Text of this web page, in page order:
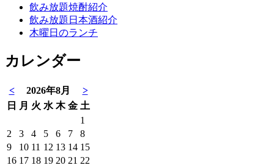
飲み放題焼酎紹介
飲み放題日本酒紹介
木曜日のランチ
カレンダー
< 2026年8月
>
日
月 火 水 木 金 土
1
2
3 4 5 6 7
8
9
10 11 12 13 14 15
16 17 18 19 20 21 22